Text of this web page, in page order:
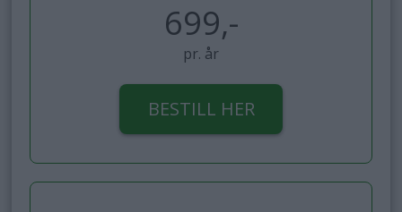
699,-
pr. år
BESTILL HER